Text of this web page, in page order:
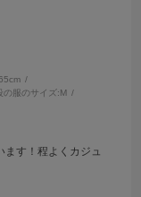
の服のサイズ:M
ます！程よくカジュ